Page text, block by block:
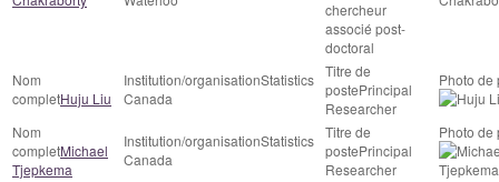
chercheur
associé post-
doctoral
Huju Liu
Statistics
Canada
Principal
Researcher
Michael
Tjepkema
Statistics
Canada
Principal
Researcher